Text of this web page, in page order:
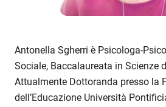
Antonella Sgherri è Psicologa-
Sociale, Baccalaureata in Scienze
Attualmente Dottoranda presso la
dell’Educazione Università